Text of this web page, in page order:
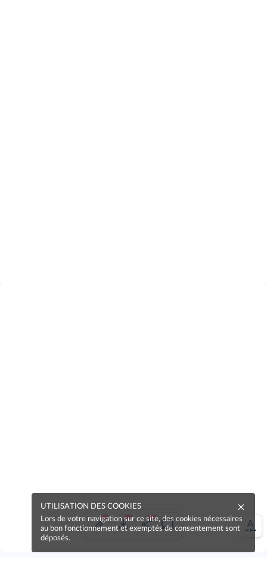
UTILISATION DES COOKIES
Lors de votre navigation sur ce site, des cookies nécessaires
au bon fonctionnement et exemptés de consentement sont
déposés.